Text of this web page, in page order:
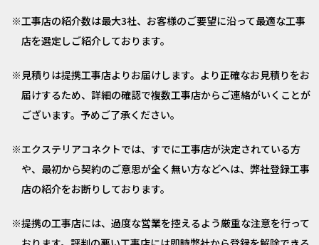
工事店の紹介数は最大3社、お客様のご要望に沿って最適な工事
店を選定しご紹介しております。
見積りは提携工事店よりお届けします。より正確なお見積りをお
届けするため、詳細の確認で複数工事店からご連絡がいくことが
ございます。予めご了承ください。
エクステリアコネクトでは、すでに工事店が決定されている方
や、最初から契約のご意思が全く無い方などへは、弊社登録工事
店の紹介をお断りしております。
提携の工事店には、過度な営業を控えるよう厳重な注意を行って